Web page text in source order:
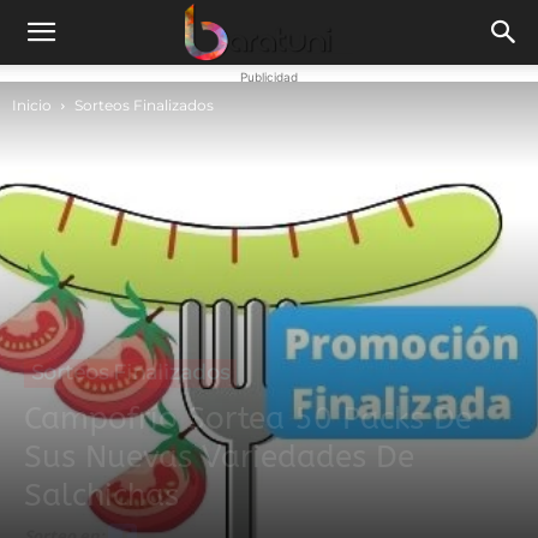
Publicidad
Inicio Sorteos Finalizados
Sorteos Finalizados
Campofrío Sortea 50 Packs De
Sus Nuevas Variedades De
Salchichas